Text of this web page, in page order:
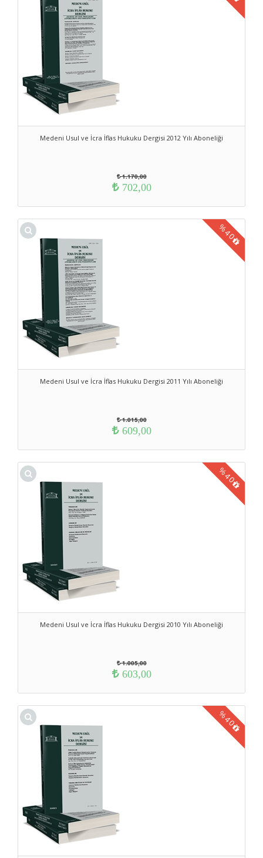
Medeni Usul ve İcra İflas Hukuku Dergisi 2012 Yılı Aboneliği
1.170,00
702,00
Medeni Usul ve İcra İflas Hukuku Dergisi 2011 Yılı Aboneliği
%40
1.015,00
609,00
Medeni Usul ve İcra İflas Hukuku Dergisi 2010 Yılı Aboneliği
%40
1.005,00
603,00
%40